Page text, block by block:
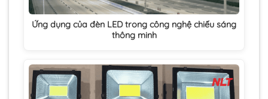
Ứng dụng của đèn LED trong công nghệ chiếu sáng
thông minh